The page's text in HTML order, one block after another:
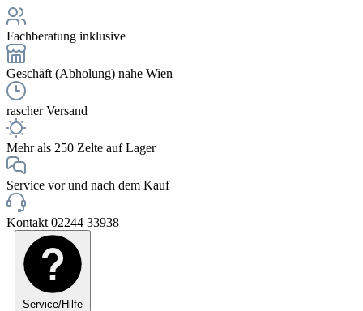
Fachberatung inklusive
Geschäft (Abholung) nahe Wien
rascher Versand
Mehr als 250 Zelte auf Lager
Service vor und nach dem Kauf
Kontakt 02244 33938
Service/Hilfe